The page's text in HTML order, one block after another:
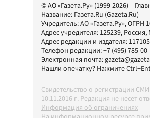
© АО «Газета.Ру» (1999-2026) –
Название: Газета.Ru (Gazeta.Ru)
Учредитель:АО «Газета.Ру», ОГРН
Адрес учредителя: 125239,
Адрес редакции и издателя: 117105
Телефон редакции:+7 (495) 785-
Электронная почта:
Нашли опечатку? Нажмите
Свидетельство о регистрации
10.11.2016 г. Редакция не несет
Информация об ограничениях